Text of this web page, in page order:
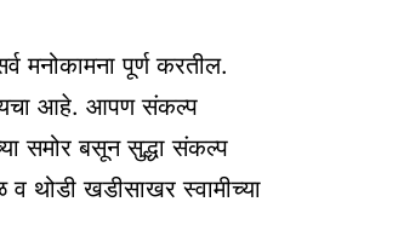
मनोकामना पूर्ण करतील.
आहे. आपण संकल्प
समोर बसून सुद्धा संकल्प
खडीसाखर स्वामीच्या